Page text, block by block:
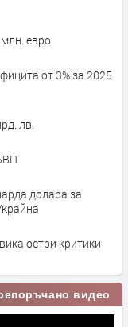
евро
от 3% за 2025
лв.
долара за
остри критики
видео